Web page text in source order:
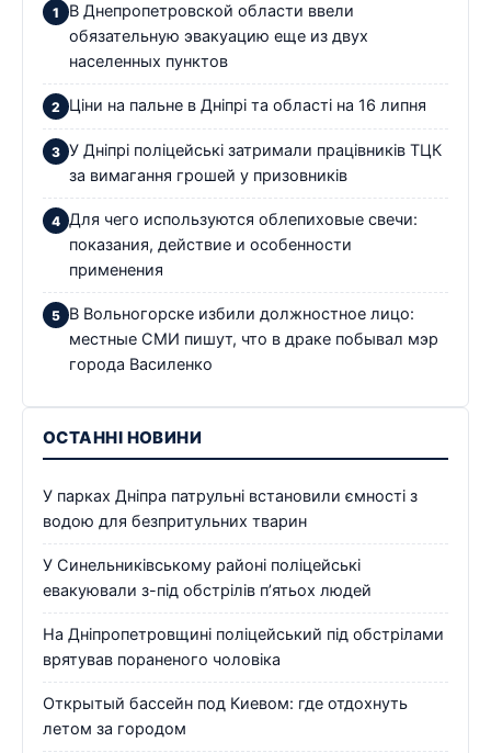
В Днепропетровской области ввели
обязательную эвакуацию еще из двух
населенных пунктов
Ціни на пальне в Дніпрі та області на 16 липня
У Дніпрі поліцейські затримали працівників ТЦК
за вимагання грошей у призовників
Для чего используются облепиховые свечи:
показания, действие и особенности
применения
В Вольногорске избили должностное лицо:
местные СМИ пишут, что в драке побывал мэр
города Василенко
ОСТАННІ НОВИНИ
У парках Дніпра патрульні встановили ємності з
водою для безпритульних тварин
У Синельниківському районі поліцейські
евакуювали з-під обстрілів п’ятьох людей
На Дніпропетровщині поліцейський під обстрілами
врятував пораненого чоловіка
Открытый бассейн под Киевом: где отдохнуть
летом за городом